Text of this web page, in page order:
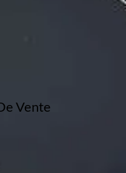
Vente